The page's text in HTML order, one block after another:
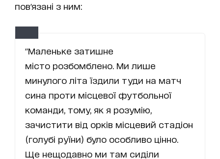
пов'язані з ним:
"Маленьке затишне
місто розбомблено. Ми лише
минулого літа їздили туди на матч
сина проти місцевої футбольної
команди, тому, як я розумію,
зачистити від орків місцевий стадіон
(голубі руїни) було особливо цінно.
Ще нещодавно ми там сиділи